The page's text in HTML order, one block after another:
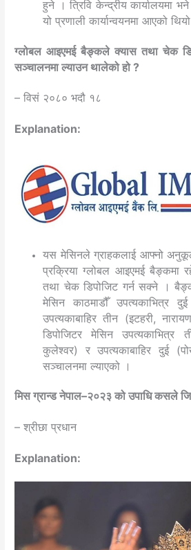
हुने । त्रिवि केन्द्रीय कार्यालयमा
यो प्रणाली कार्यान्वयनमा आएको
ग्लोबल आइएमई बैङ्कले क्यास तथा चेक
सञ्चालनमा ल्याउन थालेको हो ?
– विसं २०८० भदौ १८
Explanation:
यस मेसिनले ग्राहकलाई आफ्नो
प्रक्रिया ग्लोबल आइएमई बैङ्कमा
तथा चेक डिपोजिट गर्न सक्ने ।
मेसिन काठमाडौँ उपत्यकाभित्र
उपत्यकाबाहिर तीन (इटहरी,
डिपोजिटर मेसिन उपत्यकाभित्र
कुलेश्वर) र उपत्यकाबाहिर दुई
सञ्चालनमा ल्याएको ।
मिस ग्रान्ड नेपाल–२०२३ को उपाधि कसले
– श्रीछा प्रधान
Explanation: